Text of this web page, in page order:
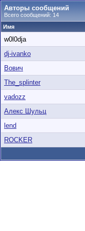
Авторы сообщений
Всего сообщений: 14
Имя
w0l0dja
dj-ivanko
Вович
The_splinter
vadozz
Алекс Шульц
lend
ROCKER